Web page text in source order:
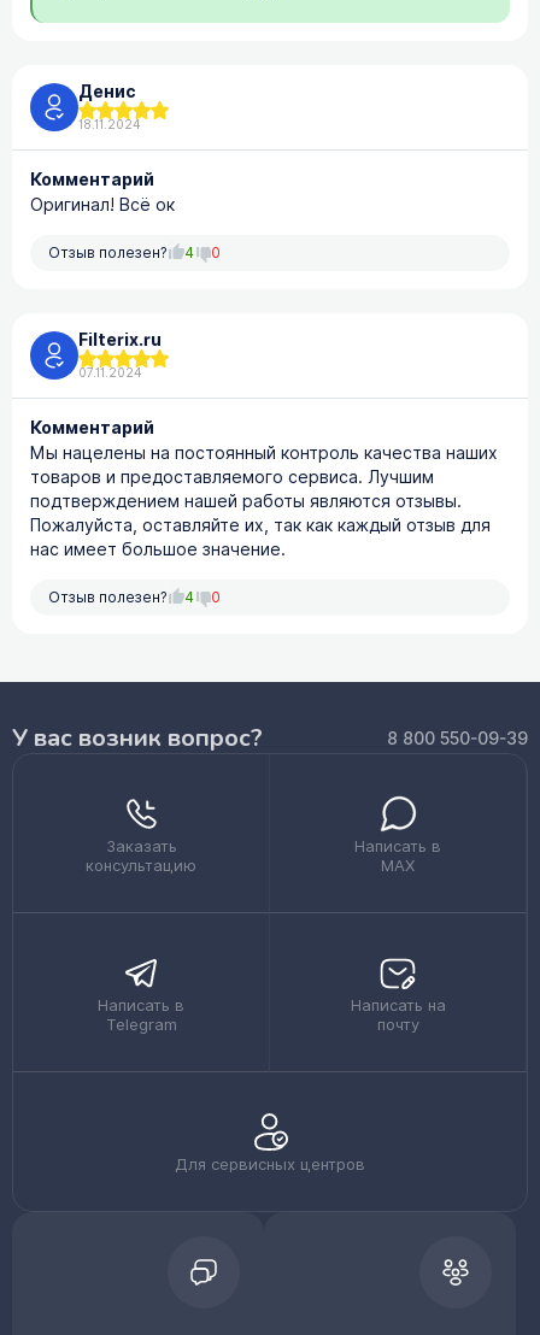
Денис
18.11.2024
Комментарий
Оригинал! Всё ок
Отзыв полезен? 4 0
Filterix.ru
07.11.2024
Комментарий
Мы нацелены на постоянный контроль качества наших
товаров и предоставляемого сервиса. Лучшим
подтверждением нашей работы являются отзывы.
Пожалуйста, оставляйте их, так как каждый отзыв для
нас имеет большое значение.
Отзыв полезен? 4 0
У вас возник вопрос? 8 800 550-09-39
Заказать
консультацию
Написать в
MAX
Написать в
Telegram
Написать на
почту
Для сервисных центров